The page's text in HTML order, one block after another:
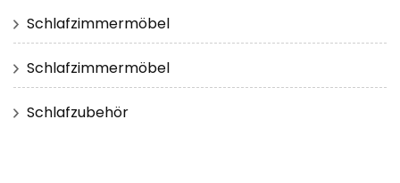
Schlafzimmermöbel
Schlafzimmermöbel
Schlafzubehör